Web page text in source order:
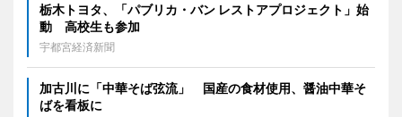
栃木トヨタ、「パブリカ・バン レストアプロジェクト」始
動 高校生も参加
宇都宮経済新聞
加古川に「中華そば弦流」 国産の食材使用、醤油中華そ
ばを看板に